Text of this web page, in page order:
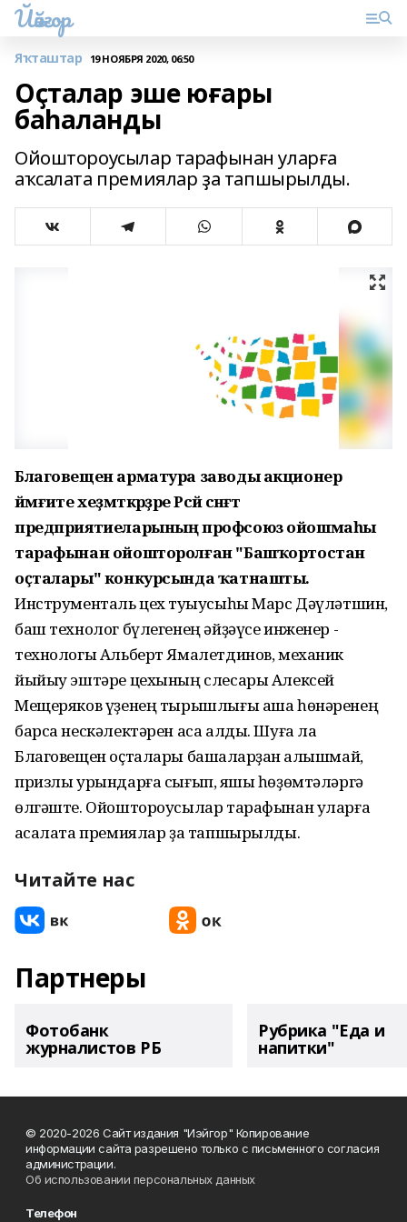
Йәйғор
Яҡташтар 19 НОЯБРЯ 2020, 06:50
Оҫталар эше юғары
баһаланды
Ойоштороусылар тарафынан уларға
аҡсалата премиялар ҙа тапшырылды.
Благовещен арматура заводы акционер
йәмғиәте хеҙмәткәрҙәре Рәсәй сәнәғәт
предприятиеларының профсоюз ойошмаһы
тарафынан ойошторолған "Башҡортостан
оҫталары" конкурсында ҡатнашты.
Инструменталь цех туҡыусыһы Марс Дәүләтшин,
баш технолог бүлегенең әйҙәүсе инженер -
технологы Альберт Ямалетдинов, механик
йыйыу эштәре цехының слесары Алексей
Мещеряков үҙенең тырышлығы аша һөнәренең
барса нескәлектәрен аса алды. Шуға ла
Благовещен оҫталары башҡаларҙан ҡалышмай,
призлы урындарға сығып, яҡшы һөҙөмтәләргә
өлгәште. Ойоштороусылар тарафынан уларға
аҡсалата премиялар ҙа тапшырылды.
Читайте нас
Партнеры
Фотобанк
журналистов РБ
Рубрика "Еда и
напитки"
© 2020-2026 Сайт издания "Иэйгор" Копирование
информации сайта разрешено только с письменного согласия
администрации.
Об использовании персональных данных
Телефон